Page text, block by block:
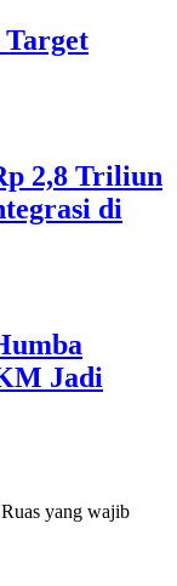
Target
2,8 Triliun
di
Jadi
Ruas yang wajib